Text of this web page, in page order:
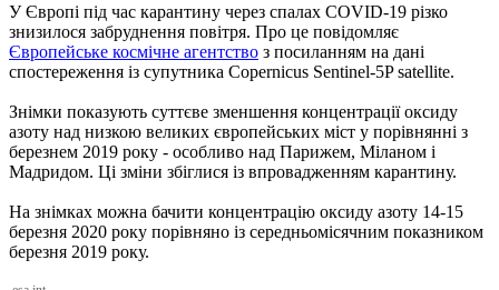
У Європі під час карантину через спалах COVID-19 різко
знизилося забруднення повітря. Про це повідомляє
Європейське космічне агентство з посиланням на дані
спостереження із супутника Copernicus Sentinel-5P satellite.
Знімки показують суттєве зменшення концентрації оксиду
азоту над низкою великих європейських міст у порівнянні з
березнем 2019 року - особливо над Парижем, Міланом і
Мадридом. Ці зміни збіглися із впровадженням карантину.
На знімках можна бачити концентрацію оксиду азоту 14-15
березня 2020 року порівняно із середньомісячним показником
березня 2019 року.